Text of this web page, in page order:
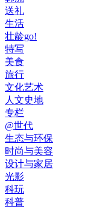
送礼
生活
壮龄go!
特写
美食
旅行
文化艺术
人文史地
专栏
@世代
生态与环保
时尚与美容
设计与家居
光影
科玩
科普